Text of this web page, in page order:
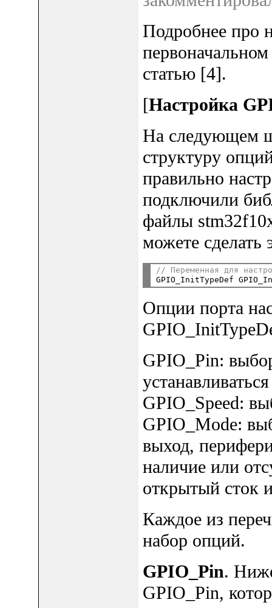
Подробнее про
статью [4].
[Настройка
На следующем
структуру
правильно
подключили
файлы
можете
// Переменная для
Опции порта
GPIO_Pin:
GPIO_Speed:
GPIO_Mode:
выход,
наличие или
открытый сток
Каждое из
набор опций.
GPIO_Pin.
GPIO_Pin,